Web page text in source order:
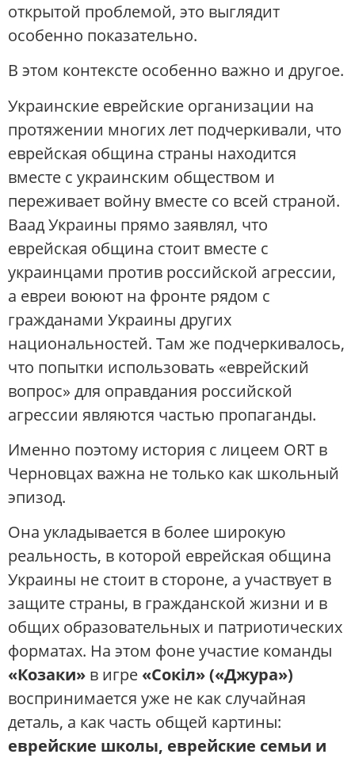
открытой проблемой, это выглядит
особенно показательно.
В этом контексте особенно важно и другое.
Украинские еврейские организации на
протяжении многих лет подчеркивали, что
еврейская община страны находится
вместе с украинским обществом и
переживает войну вместе со всей страной.
Ваад Украины прямо заявлял, что
еврейская община стоит вместе с
украинцами против российской агрессии,
а евреи воюют на фронте рядом с
гражданами Украины других
национальностей. Там же подчеркивалось,
что попытки использовать «еврейский
вопрос» для оправдания российской
агрессии являются частью пропаганды.
Именно поэтому история с лицеем ORT в
Черновцах важна не только как школьный
эпизод.
Она укладывается в более широкую
реальность, в которой еврейская община
Украины не стоит в стороне, а участвует в
защите страны, в гражданской жизни и в
общих образовательных и патриотических
форматах. На этом фоне участие команды
«Козаки» в игре «Сокіл» («Джура»)
воспринимается уже не как случайная
деталь, а как часть общей картины:
еврейские школы, еврейские семьи и